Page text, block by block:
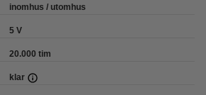
inomhus / utomhus
5 V
20.000 tim
klar